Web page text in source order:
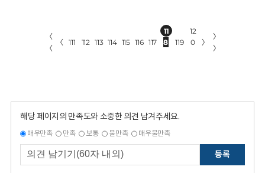
〈
〈
〈 111 112 113 114 115 116 117
11
8
119
12
0
〉
〉
〉
해당 페이지의 만족도와 소중한 의견 남겨주세요.
매우만족 만족 보통 불만족 매우불만족
등록